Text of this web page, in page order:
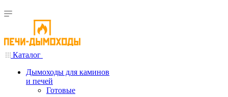
Каталог
Дымоходы для каминов
и печей
Готовые